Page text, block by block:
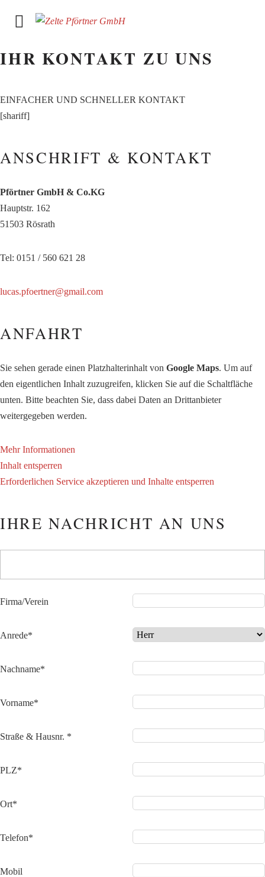
IHR KONTAKT ZU UNS
EINFACHER UND SCHNELLER KONTAKT
[shariff]
ANSCHRIFT & KONTAKT
Pförtner GmbH & Co.KG
Hauptstr. 162
51503 Rösrath
Tel: 0151 / 560 621 28
lucas.pfoertner@gmail.com
ANFAHRT
Sie sehen gerade einen Platzhalterinhalt von Google Maps. Um auf
den eigentlichen Inhalt zuzugreifen, klicken Sie auf die Schaltfläche
unten. Bitte beachten Sie, dass dabei Daten an Drittanbieter
weitergegeben werden.
Mehr Informationen
Inhalt entsperren
Erforderlichen Service akzeptieren und Inhalte entsperren
IHRE NACHRICHT AN UNS
Firma/Verein
Anrede*
Nachname*
Vorname*
Straße & Hausnr. *
PLZ*
Ort*
Telefon*
Mobil